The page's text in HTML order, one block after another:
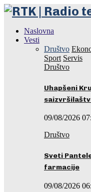
Naslovna
Vesti
Društvo
Sport Servis
Društvo
Uhapšeni
09/08/2026
Društvo
Sveti
farmacije
09/08/2026